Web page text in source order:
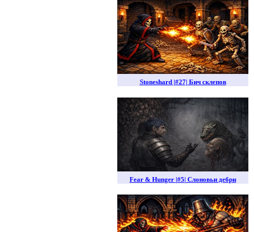
Stoneshard |#27| Бич склепов
Fear & Hunger |#5| Слоновьи дебри